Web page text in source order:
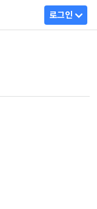
로그인